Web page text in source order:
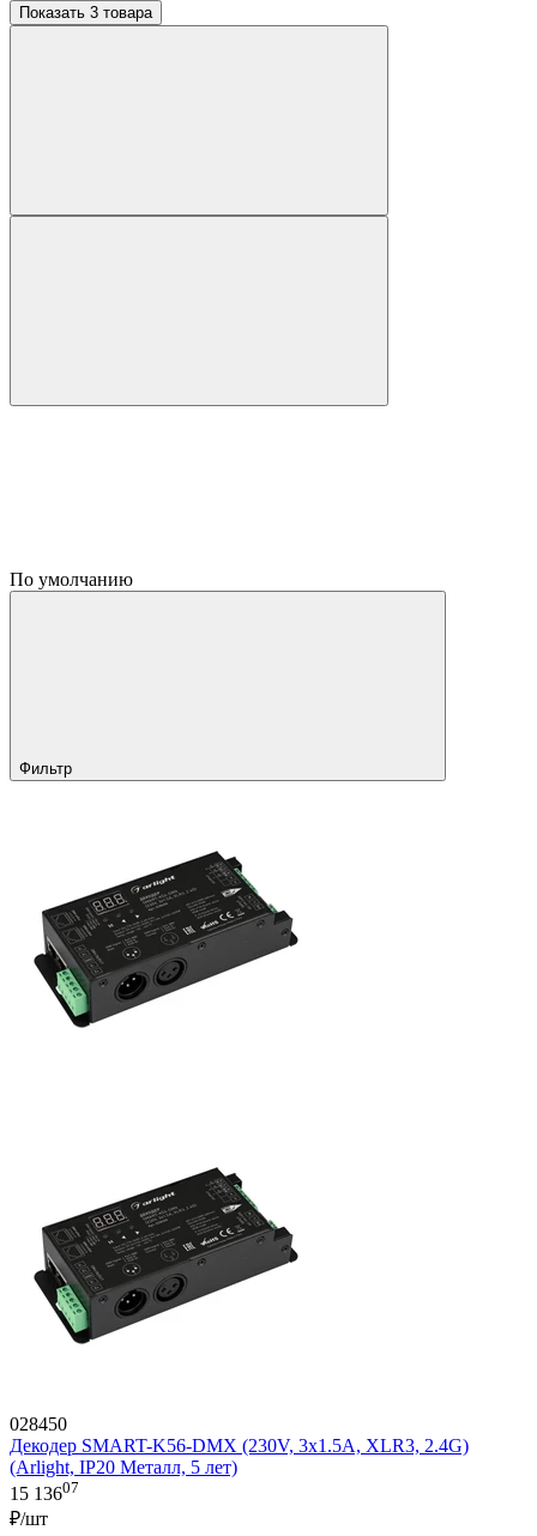
Показать 3 товара
По умолчанию
Фильтр
028450
Декодер SMART-K56-DMX (230V, 3x1.5A, XLR3, 2.4G)
(Arlight, IP20 Металл, 5 лет)
15 13607
₽/шт